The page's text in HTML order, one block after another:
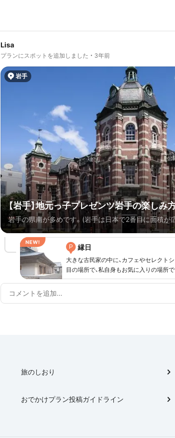
Lisa
プランにスポットを追加しました 3年前
岩手
【岩手】地元っ子プレゼンツ岩手の楽しみ
岩手の県南が多めです。(岩手は日本で2番目に面積が
エリアを絞るのがオススメです！) レトロスポットを
方をプランにしてみました💡是非ご参考に。
P 縁日
大きな古民家の中に、カフェやセレクト
目の場所で、私自身もお気に入りの場所
るかもしれませんがお客さんの入りは多
旅のしおり
おでかけプラン投稿ガイドライン